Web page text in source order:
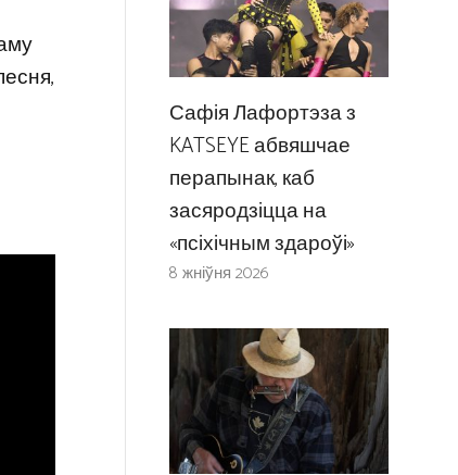
Сафія Лафортэза з
KATSEYE абвяшчае
перапынак, каб
засяродзіцца на
«псіхічным здароўі»
8 жніўня 2026